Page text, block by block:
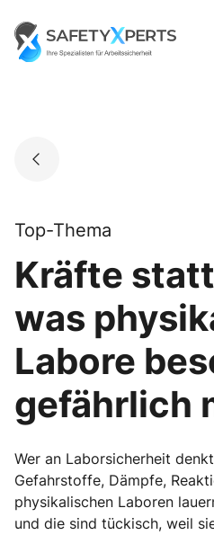
content
Go to landing page.
Top-Thema
Kräfte
was
Labore
gefährlich
Wer an Laborsicherheit
Gefahrstoffe, Dämpfe,
physikalischen Laboren
und die sind tückisch, weil